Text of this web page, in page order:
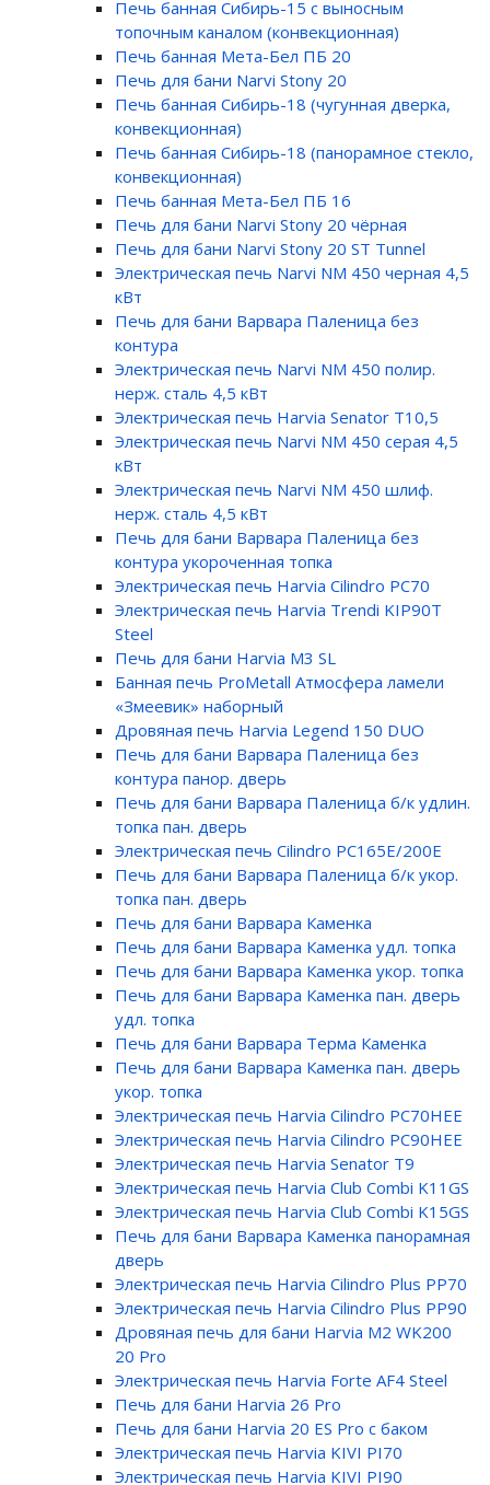
Печь банная Сибирь-15 с выносным
топочным каналом (конвекционная)
Печь банная Мета-Бел ПБ 20
Печь для бани Narvi Stony 20
Печь банная Сибирь-18 (чугунная дверка,
конвекционная)
Печь банная Сибирь-18 (панорамное стекло,
конвекционная)
Печь банная Мета-Бел ПБ 16
Печь для бани Narvi Stony 20 чёрная
Печь для бани Narvi Stony 20 ST Tunnel
Электрическая печь Narvi NM 450 черная 4,5
кВт
Печь для бани Варвара Паленица без
контура
Электрическая печь Narvi NM 450 полир.
нерж. сталь 4,5 кВт
Электрическая печь Harvia Senator T10,5
Электрическая печь Narvi NM 450 серая 4,5
кВт
Электрическая печь Narvi NM 450 шлиф.
нерж. сталь 4,5 кВт
Печь для бани Варвара Паленица без
контура укороченная топка
Электрическая печь Harvia Cilindro PC70
Электрическая печь Harvia Trendi KIP90T
Steel
Печь для бани Harvia M3 SL
Банная печь ProMetall Атмосфера ламели
«Змеевик» наборный
Дровяная печь Harvia Legend 150 DUO
Печь для бани Варвара Паленица без
контура панор. дверь
Печь для бани Варвара Паленица б/к удлин.
топка пан. дверь
Электрическая печь Cilindro PC165E/200E
Печь для бани Варвара Паленица б/к укор.
топка пан. дверь
Печь для бани Варвара Каменка
Печь для бани Варвара Каменка удл. топка
Печь для бани Варвара Каменка укор. топка
Печь для бани Варвара Каменка пан. дверь
удл. топка
Печь для бани Варвара Терма Каменка
Печь для бани Варвара Каменка пан. дверь
укор. топка
Электрическая печь Harvia Cilindro PC70HEE
Электрическая печь Harvia Cilindro PC90HEE
Электрическая печь Harvia Senator T9
Электрическая печь Harvia Club Combi K11GS
Электрическая печь Harvia Club Combi K15GS
Печь для бани Варвара Каменка панорамная
дверь
Электрическая печь Harvia Cilindro Plus PP70
Электрическая печь Harvia Cilindro Plus PP90
Дровяная печь для бани Harvia M2 WK200
20 Pro
Электрическая печь Harvia Forte AF4 Steel
Печь для бани Harvia 26 Pro
Печь для бани Harvia 20 ES Pro с баком
Электрическая печь Harvia KIVI PI70
Электрическая печь Harvia KIVI PI90